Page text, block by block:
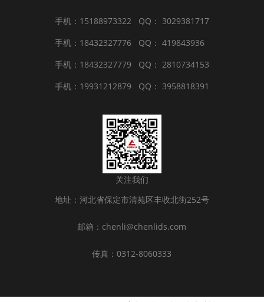
手机：15188973322
QQ： 3029381717
手机：18432327776QQ： 419843936
手机：18432327779QQ： 2810734153
手机：19931212879
QQ： 3958818391
关注我们
地址：河北省保定市清苑区丰收北街252号
邮箱：chenli@chenlids.com
传真：0312-8060333